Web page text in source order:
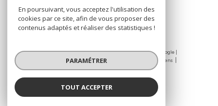
© 2026 | Tous droits réservés | Traduction powered by Google |
Nos honoraires
Mentions légales
Nos liens
Politique RGPD
Cookies
En poursuivant, vous acceptez l'utilisation des
cookies par ce site, afin de vous proposer des
contenus adaptés et réaliser des statistiques !
PARAMÉTRER
TOUT ACCEPTER